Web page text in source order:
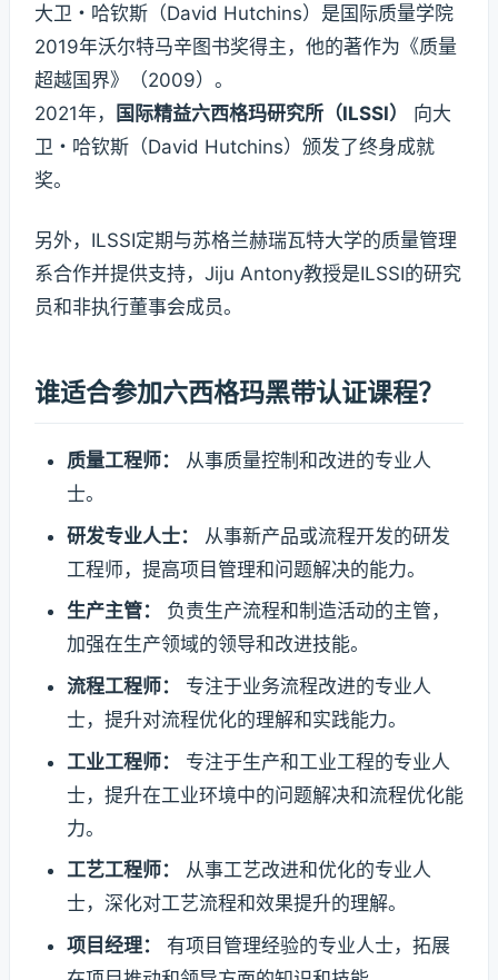
大卫・哈钦斯（David Hutchins）是国际质量学院
2019年沃尔特马辛图书奖得主，他的著作为《质量
超越国界》（2009）。
2021年，
国际精益六西格玛研究所（ILSSI）
向大
卫・哈钦斯（David Hutchins）颁发了终身成就
奖。
另外，ILSSI定期与苏格兰赫瑞瓦特大学的质量管理
系合作并提供支持，Jiju Antony教授是ILSSI的研究
员和非执行董事会成员。
谁适合参加六西格玛黑带认证课程？
质量工程师：
从事质量控制和改进的专业人
士。
研发专业人士：
从事新产品或流程开发的研发
工程师，提高项目管理和问题解决的能力。
生产主管：
负责生产流程和制造活动的主管，
加强在生产领域的领导和改进技能。
流程工程师：
专注于业务流程改进的专业人
士，提升对流程优化的理解和实践能力。
工业工程师：
专注于生产和工业工程的专业人
士，提升在工业环境中的问题解决和流程优化能
力。
工艺工程师：
从事工艺改进和优化的专业人
士，深化对工艺流程和效果提升的理解。
项目经理：
有项目管理经验的专业人士，拓展